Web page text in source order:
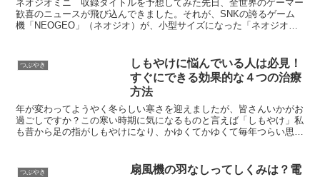
ネオジオミニ 収録タイトルを予想してみた先日、全世界のゲーマー
歓喜のニュースが飛び込んできました。それが、SNKの誇るゲーム
機「NEOGEO」（ネオジオ）が、小型サイズになった「ネオジオミ
つぶやき
しもやけに悩んでいる人は必見！
すぐにできる効果的な４つの治療
方法
年が変わってようやく冬らしい寒さを迎えましたが、皆さんいかがお
過ごしですか？この寒い時期に気になるものと言えば「しもやけ」私
も昔から足の指がしもやけになり、かゆくてかゆくて毎年つらい思い
つぶやき
扇風機の羽なしってしくみは？電